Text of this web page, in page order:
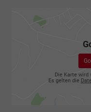
Die Karte wird
Es gelten die